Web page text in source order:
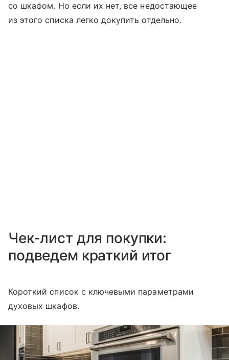
со шкафом. Но если их нет, все недостающее
из этого списка легко докупить отдельно.
Чек-лист для покупки:
подведем краткий итог
Короткий список с ключевыми параметрами
духовых шкафов.